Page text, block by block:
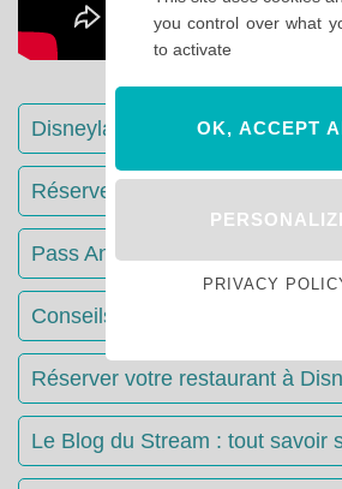
Disneyland Paris : Le guide
Réserver votre séjour : toutes
Pass Annuels Disney :
Conseils & Astuces Disneyland
Réserver votre restaurant à
Le Blog du Stream : tout savoir
you control over what
to activate
OK, ACCEPT
PRIVACY